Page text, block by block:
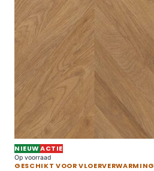
NIEUWACTIE
Op voorraad
GESCHIKT VOOR VLOERVERWARMING